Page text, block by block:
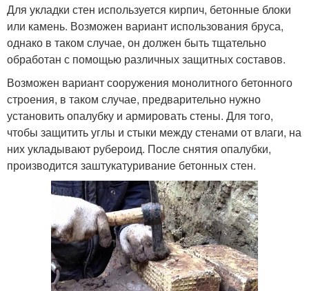
Для укладки стен используется кирпич, бетонные блоки
или камень. Возможен вариант использования бруса,
однако в таком случае, он должен быть тщательно
обработан с помощью различных защитных составов.
Возможен вариант сооружения монолитного бетонного
строения, в таком случае, предварительно нужно
установить опалубку и армировать стены. Для того,
чтобы защитить углы и стыки между стенами от влаги, на
них укладывают рубероид. После снятия опалубки,
производится заштукатуривание бетонных стен.